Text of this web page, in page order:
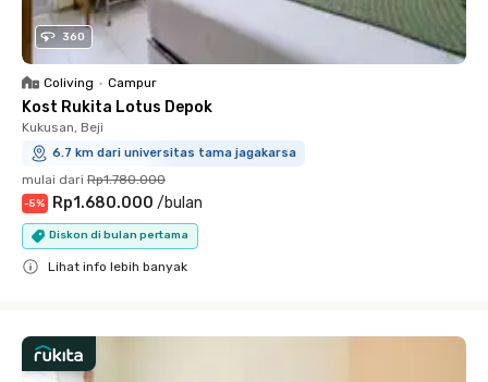
360
Coliving • Campur
Kost Rukita Lotus Depok
Kukusan, Beji
6.7 km dari universitas tama jagakarsa
mulai dari Rp1.780.000
-5% Rp1.680.000 /bulan
Diskon di bulan pertama
Lihat info lebih banyak